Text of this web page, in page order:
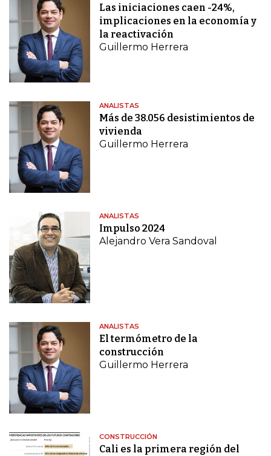
Las iniciaciones caen -24%,
implicaciones en la economía y
la reactivación
Guillermo Herrera
ANALISTAS
Más de 38.056 desistimientos de
vivienda
Guillermo Herrera
ANALISTAS
Impulso 2024
Alejandro Vera Sandoval
ANALISTAS
El termómetro de la
construcción
Guillermo Herrera
CONSTRUCCIÓN
Cali es la primera región del